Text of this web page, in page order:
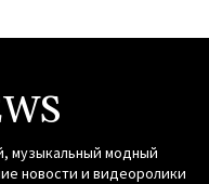
музыкальный модный
новости и видеоролики